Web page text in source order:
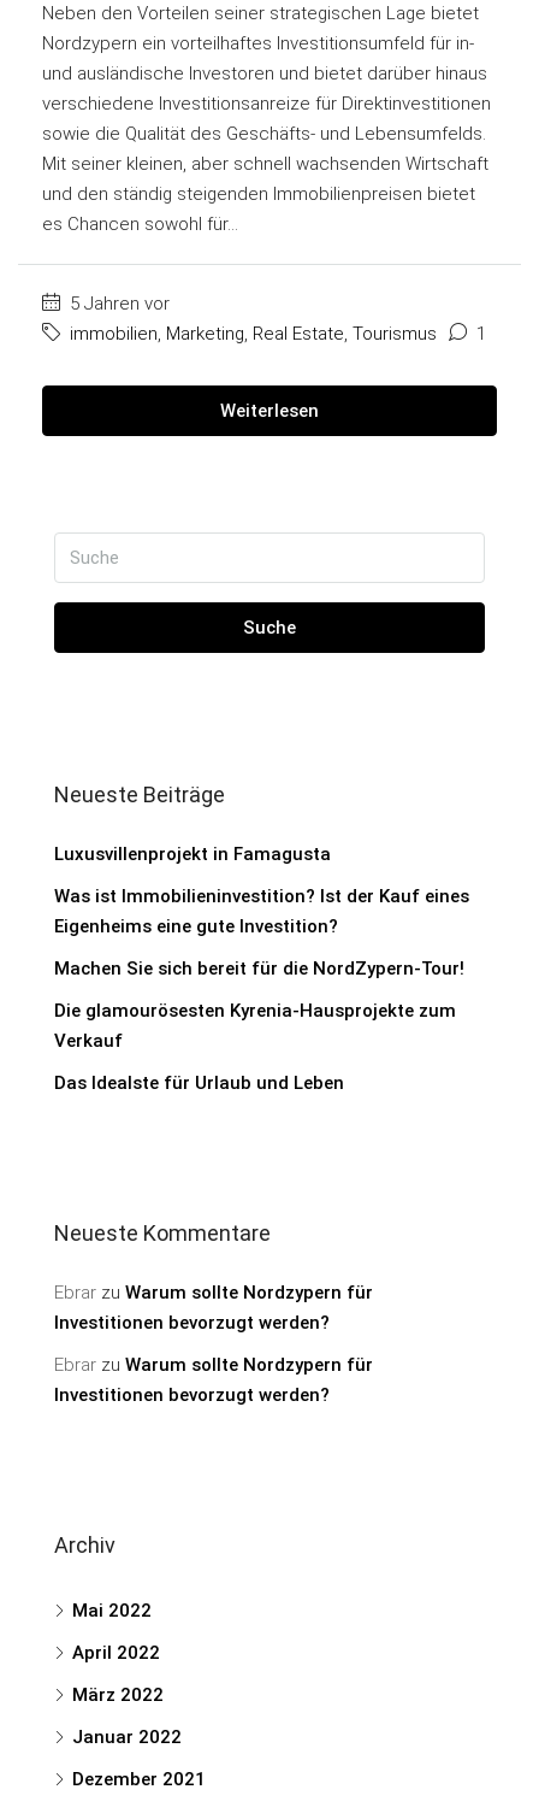
Neben den Vorteilen seiner strategischen Lage bietet
Nordzypern ein vorteilhaftes Investitionsumfeld für in-
und ausländische Investoren und bietet darüber hinaus
verschiedene Investitionsanreize für Direktinvestitionen
sowie die Qualität des Geschäfts- und Lebensumfelds.
Mit seiner kleinen, aber schnell wachsenden Wirtschaft
und den ständig steigenden Immobilienpreisen bietet
es Chancen sowohl für...
5 Jahren vor
immobilien, Marketing, Real Estate, Tourismus 1
Weiterlesen
Suche
Neueste Beiträge
Luxusvillenprojekt in Famagusta
Was ist Immobilieninvestition? Ist der Kauf eines
Eigenheims eine gute Investition?
Machen Sie sich bereit für die NordZypern-Tour!
Die glamourösesten Kyrenia-Hausprojekte zum
Verkauf
Das Idealste für Urlaub und Leben
Neueste Kommentare
Ebrar zu Warum sollte Nordzypern für
Investitionen bevorzugt werden?
Ebrar zu Warum sollte Nordzypern für
Investitionen bevorzugt werden?
Archiv
Mai 2022
April 2022
März 2022
Januar 2022
Dezember 2021